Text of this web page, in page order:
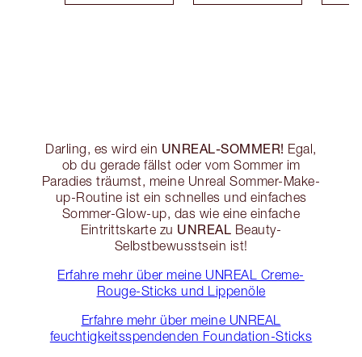
Darling, es wird ein UNREAL-SOMMER! Egal,
ob du gerade fällst oder vom Sommer im
Paradies träumst, meine Unreal Sommer-Make-
up-Routine ist ein schnelles und einfaches
Sommer-Glow-up, das wie eine einfache
Eintrittskarte zu UNREAL Beauty-
Selbstbewusstsein ist!
Erfahre mehr über meine UNREAL Creme-
Rouge-Sticks und Lippenöle
Erfahre mehr über meine UNREAL
feuchtigkeitsspendenden Foundation-Sticks